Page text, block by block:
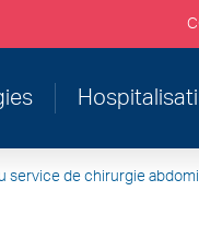
d'accueil
service de chirurgie